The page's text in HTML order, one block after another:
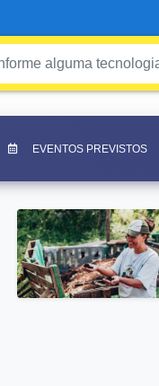
EVENTOS PREVISTOS